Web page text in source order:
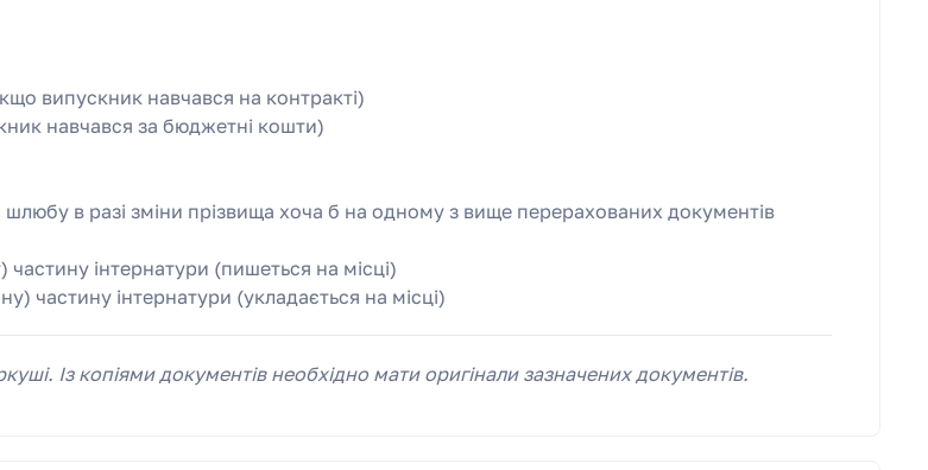
випускник навчався на контракті)
навчався за бюджетні кошти)
в разі зміни прізвища хоча б на одному з вище перерахованих документів
інтернатури (пишеться на місці)
частину інтернатури (укладається на місці)
Із копіями документів необхідно мати оригінали зазначених документів.